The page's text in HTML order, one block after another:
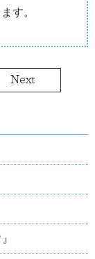
す。
Next